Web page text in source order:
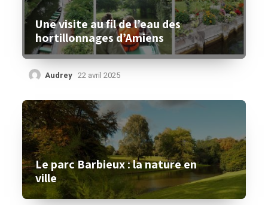
Une visite au fil de l’eau des
hortillonnages d’Amiens
Audrey 22 avril 2025
Le parc Barbieux : la nature en
ville